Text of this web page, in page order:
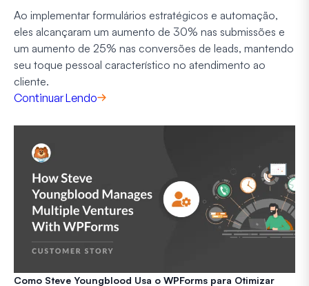
Ao implementar formulários estratégicos e automação,
eles alcançaram um aumento de 30% nas submissões e
um aumento de 25% nas conversões de leads, mantendo
seu toque pessoal característico no atendimento ao
cliente.
Continuar Lendo
Como Steve Youngblood Usa o WPForms para Otimizar